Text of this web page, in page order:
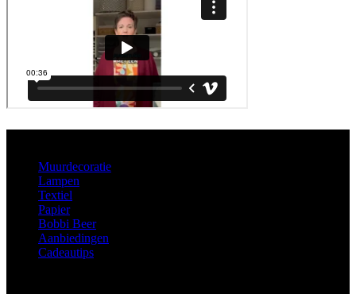
Muurdecoratie
Lampen
Textiel
Papier
Bobbi Beer
Aanbiedingen
Cadeautips